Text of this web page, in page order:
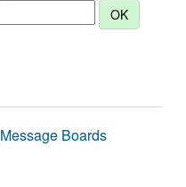
Message Boards